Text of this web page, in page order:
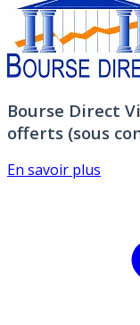
Bourse Direct
offerts (sous
En savoir plus